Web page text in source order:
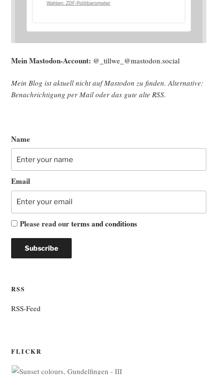
Mein Mast­o­don-Account: @_tillwe_@mastodon.social
Mein Blog ist aktu­ell nicht auf Mast­o­don zu fin­den. Alter­na­ti­ve:
Benach­rich­ti­gung per Mail oder das gute alte RSS.
Name
Email
Please read ourterms and conditions
RSS
RSS-Feed
FLICKR